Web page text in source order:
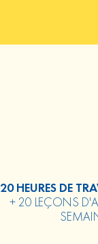
20 HEURES DE
+ 20 LEÇONS